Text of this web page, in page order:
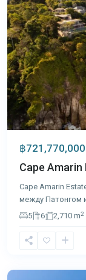
฿721,770,000
Cape
Cape Amarin
между Патонгом
5
6 2,710 m2
Яму